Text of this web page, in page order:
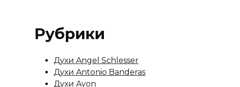
Рубрики
Духи Angel Schlesser
Духи Antonio Banderas
Духи Avon